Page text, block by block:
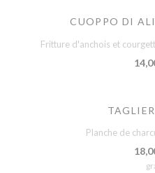
CUOPPO DI
Fritture d'anchois et
Planche de